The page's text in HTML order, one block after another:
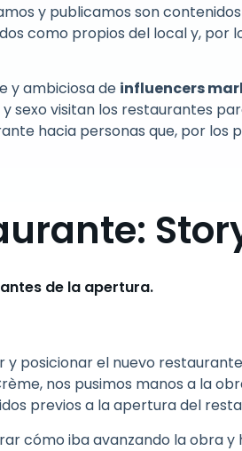
y publicamos son
como propios del local y, por
y ambiciosa de influencers
sexo visitan los restaurantes
hacia personas que, por los
de la apertura.
posicionar el nuevo
nos pusimos manos a la
previos a la apertura del
cómo iba avanzando la obra